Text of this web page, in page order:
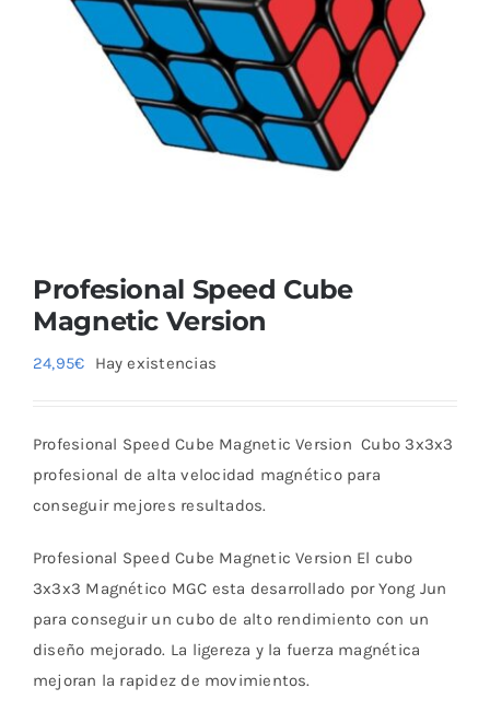
Profesional Speed Cube
Magnetic Version
24,95€ Hay existencias
Profesional Speed Cube Magnetic Version Cubo 3x3x3
profesional de alta velocidad magnético para
conseguir mejores resultados.
Profesional Speed Cube Magnetic Version El cubo
3x3x3 Magnético MGC esta desarrollado por Yong Jun
para conseguir un cubo de alto rendimiento con un
diseño mejorado. La ligereza y la fuerza magnética
mejoran la rapidez de movimientos.